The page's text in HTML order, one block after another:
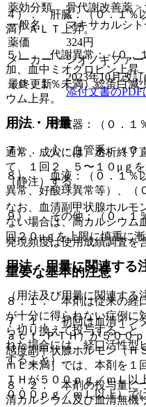
４）． 肝臓：（０．１％
満）ＡＬＴ上昇。
５）． 代謝異常：（０．
加、血中ミオグロビン上昇
（０．１％未満）総蛋白減
ウム上昇。
６）． 呼吸器：（０．１
７）． 心・血管系：（０
８）． 血液：（０．１％
異常、好酸球異常等）、（
９）． その他：（０．１
発現頻度は使用成績調査を
重要な基本的注意
８．１． 本剤は従来の経
が十分に得られない症例に
ら切り換えて投与すること
れた場合には、経口活性型
すること）。
８．２． 本剤の投与量に
清カルシウム及び血清無機
薬効分類
骨代謝改善薬 >
一般名
マキサカルシ
薬価
324円
メーカー
シオノギファー
最終更新
2023年10月改
添付文書のPDF
用法・用量
通常、成人には、透析終了
て、１回２．５〜１０μｇ
（静注）する。
なお、血清副甲状腺ホルモ
ない場合は、高カルシウム
回２０μｇを上限に慎重に漸
用法・用量に関連する
（用法及び用量に関連する
７．１． 初回は血清イン
ａｃｔ−ＰＴＨ）が５００
感度副甲状腺ホルモン（Ｈ
ｍＬ未満］では、本剤を１
ＴＨが５００ｐｇ／ｍＬ以
０００ｐｇ／ｍＬ以上）で